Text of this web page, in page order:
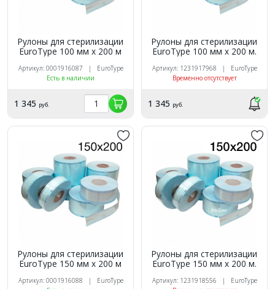
Рулоны для стерилизации
EuroTуpe 100 мм х 200 м
Артикул: 0001916087 | EuroType
Есть в наличии
1 345 руб.
Рулоны для стерилизации
EuroTуpe 100 мм х 200 м.
Артикул: 1231917968 | EuroType
Временно отсутствует
1 345 руб.
Рулоны для стерилизации
EuroTуpe 150 мм х 200 м
Артикул: 0001916088 | EuroType
Рулоны для стерилизации
EuroTуpe 150 мм х 200 м.
Артикул: 1231918556 | EuroType